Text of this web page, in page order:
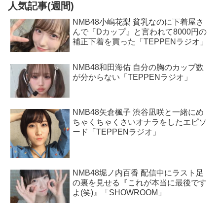
人気記事(週間)
NMB48小嶋花梨 貧乳なのに下着屋さ
んで『Dカップ』と言われて8000円の
補正下着を買った「TEPPENラジオ」
NMB48和田海佑 自分の胸のカップ数
が分からない「TEPPENラジオ」
NMB48矢倉楓子 渋谷凪咲と一緒にめ
ちゃくちゃくさいオナラをしたエピソ
ード「TEPPENラジオ」
NMB48堀ノ内百香 配信中にラスト足
の裏を見せる『これが本当に最後です
よ(笑)』「SHOWROOM」